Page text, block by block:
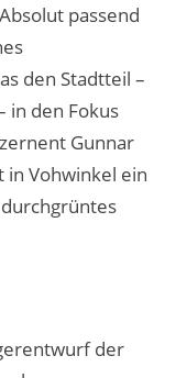
passend
den Stadtteil –
in den Fokus
Gunnar
Vohwinkel ein
der